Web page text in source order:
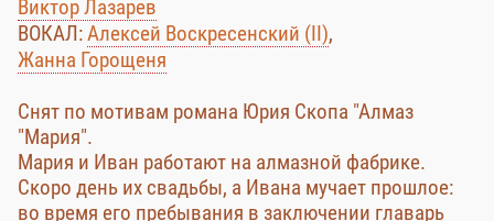
Виктор Лазарев
ВОКАЛ:Алексей Воскресенский (II),
Жанна Горощеня
Снят по мотивам романа Юрия Скопа "Алмаз
"Мария".
Мария и Иван работают на алмазной фабрике.
Скоро день их свадьбы, а Ивана мучает прошлое:
во время его пребывания в заключении главарь